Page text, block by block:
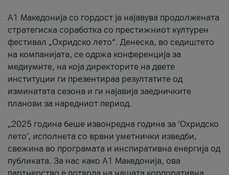
A1 Македонија со гордост ја најавува продолжената
стратегиска соработка со престижниот културен
фестивал „Охридско лето“. Денеска, во седиштето
на компанијата, се одржа конференција за
медиумите, на која директорите на двете
институции ги презентираа резултатите од
изминатата сезона и ги најавија заедничките
планови за наредниот период.
„2025 година беше извонредна година за ‘Охридско
лето’, исполнета со врвни уметнички изведби,
свежина во програмата и инспиративна енергија од
публиката. За нас како A1 Македонија, ова
партнерство е потврда на нашата корпоративна